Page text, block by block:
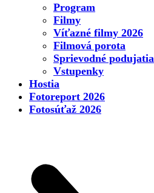
Program
Filmy
Víťazné filmy 2026
Filmová porota
Sprievodné podujatia
Vstupenky
Hostia
Fotoreport 2026
Fotosúťaž 2026